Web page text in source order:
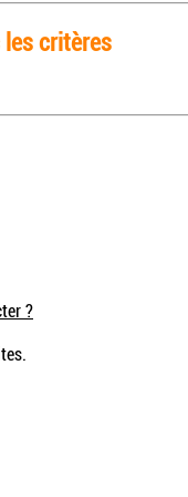
critères
?